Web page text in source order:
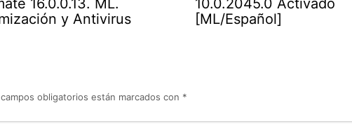
16.0.0.13. ML.
y Antivirus
10.0.2045.0 Activado
[ML/Español]
obligatorios están marcados con *